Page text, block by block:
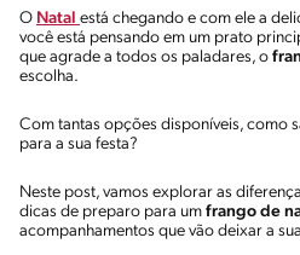
O Natal está chegando e com ele a
você está pensando em um prato
que agrade a todos os paladares, o
escolha.
Com tantas opções disponíveis, como
para a sua festa?
Neste post, vamos explorar as
dicas de preparo para um frango de
acompanhamentos que vão deixar a